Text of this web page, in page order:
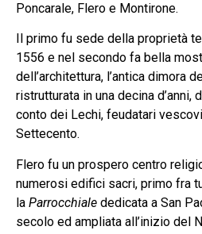
Poncarale, Flero e Montirone.
Il primo fu sede della proprietà
1556 e nel secondo fa bella
dell’architettura, l’antica dimora
ristrutturata in una decina d’anni,
conto dei Lechi, feudatari
Settecento.
Flero fu un prospero centro
numerosi edifici sacri, primo fra
la Parrocchiale dedicata a San
secolo ed ampliata all’inizio del